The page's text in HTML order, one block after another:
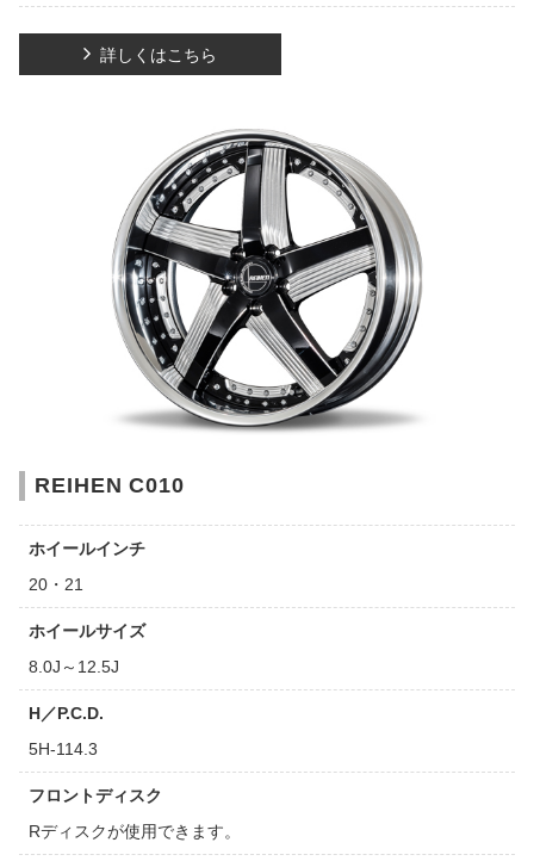
詳しくはこちら
REIHEN C010
ホイールインチ
20・21
ホイールサイズ
8.0J～12.5J
H／P.C.D.
5H-114.3
フロントディスク
Rディスクが使用できます。